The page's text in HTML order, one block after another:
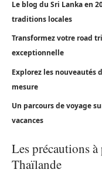
Le blog du Sri Lanka en
traditions locales
Transformez votre road
exceptionnelle
Explorez les nouveautés
mesure
Un parcours de voyage
vacances
Les précautions
Thaïlande